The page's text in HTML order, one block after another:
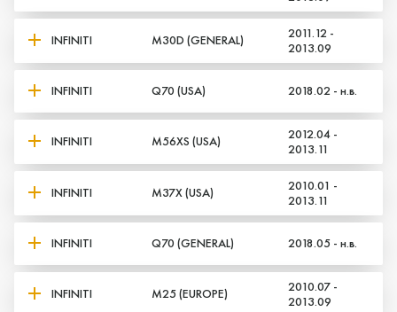
Нет, выбрать другой
INFINITI M30D (GENERAL)
2011.12 -
2013.09
INFINITI Q70 (USA) 2018.02 - н.в.
INFINITI M56XS (USA)
2012.04 -
2013.11
INFINITI M37X (USA)
2010.01 -
2013.11
INFINITI Q70 (GENERAL) 2018.05 - н.в.
INFINITI M25 (EUROPE)
2010.07 -
2013.09